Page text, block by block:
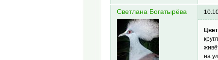
Светлана Богатырёва
на